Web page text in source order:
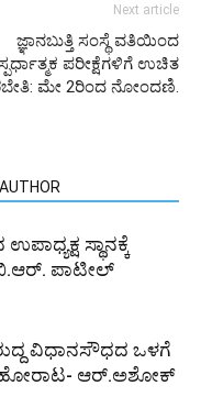
Next article
ಜ್ಞಾನಬುತ್ತಿ ಸಂಸ್ಥೆ ವತಿಯಿಂದ
ಪರೀಕ್ಷೆಗಳಿಗೆ ಉಚಿತ
ಮೇ 2ರಿಂದ ನೋಂದಣಿ.
ಸ್ಥಾನಕ್ಕೆ
ಪಾಟೀಲ್
ವಿಧಾನಸೌಧದ ಒಳಗೆ
ಆರ್.ಅಶೋಕ್